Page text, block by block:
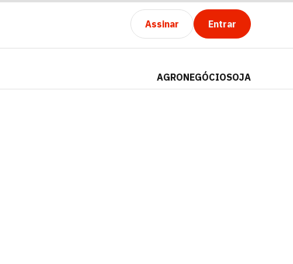
Assinar Entrar
AGRONEGÓCIOSOJA